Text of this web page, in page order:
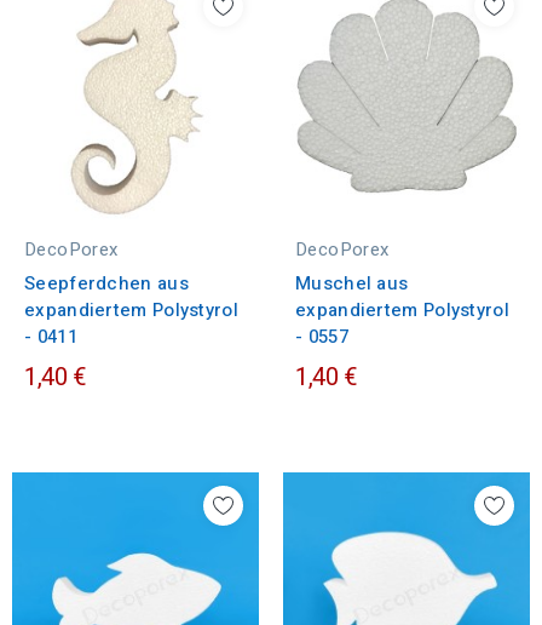
DecoPorex
Seepferdchen aus
expandiertem Polystyrol
- 0411
1,40 €
DecoPorex
Muschel aus
expandiertem Polystyrol
- 0557
1,40 €